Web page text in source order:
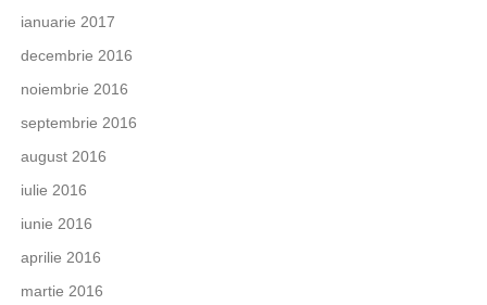
ianuarie 2017
decembrie 2016
noiembrie 2016
septembrie 2016
august 2016
iulie 2016
iunie 2016
aprilie 2016
martie 2016